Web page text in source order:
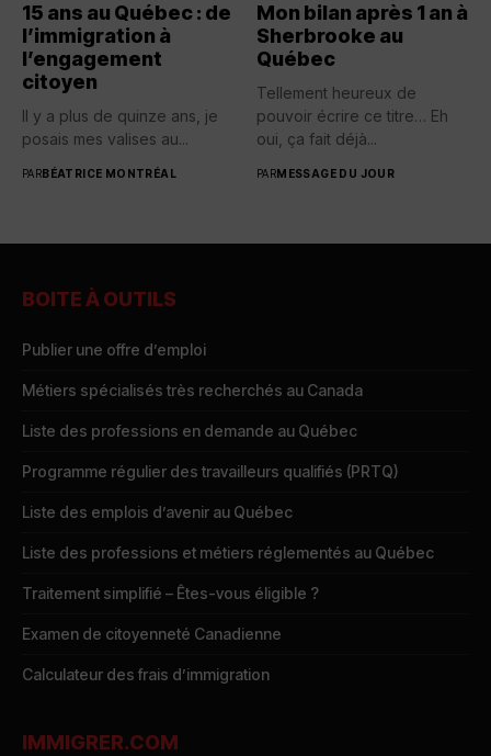
15 ans au Québec : de
l’immigration à
l’engagement
citoyen
Il y a plus de quinze ans, je
posais mes valises au...
PARBÉATRICE MONTRÉAL
Mon bilan après 1 an à
Sherbrooke au
Québec
Tellement heureux de
pouvoir écrire ce titre… Eh
oui, ça fait déjà...
PARMESSAGE DU JOUR
BOITE À OUTILS
Publier une offre d’emploi
Métiers spécialisés très recherchés au Canada
Liste des professions en demande au Québec
Programme régulier des travailleurs qualifiés (PRTQ)
Liste des emplois d’avenir au Québec
Liste des professions et métiers réglementés au Québec
Traitement simplifié – Êtes-vous éligible ?
Examen de citoyenneté Canadienne
Calculateur des frais d’immigration
IMMIGRER.COM